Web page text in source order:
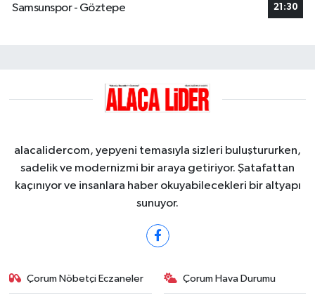
Samsunspor - Göztepe
21:30
alacalidercom, yepyeni temasıyla sizleri buluştururken,
sadelik ve modernizmi bir araya getiriyor. Şatafattan
kaçınıyor ve insanlara haber okuyabilecekleri bir altyapı
sunuyor.
Çorum Nöbetçi Eczaneler Çorum Hava Durumu